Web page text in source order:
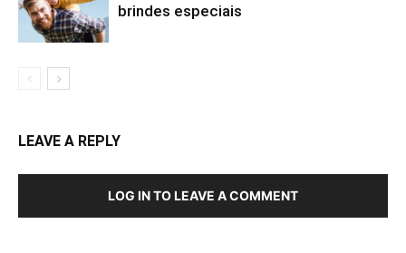
brindes especiais
LEAVE A REPLY
LOG IN TO LEAVE A COMMENT